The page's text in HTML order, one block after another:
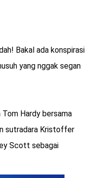
Bakal ada konspirasi
yang nggak segan
Tom Hardy bersama
sutradara Kristoffer
Scott sebagai